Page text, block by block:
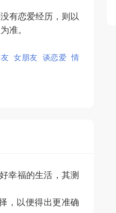
有恋爱经历，则以
准。
女朋友 谈恋爱
情
幸福的生活，其测
，以便得出更准确